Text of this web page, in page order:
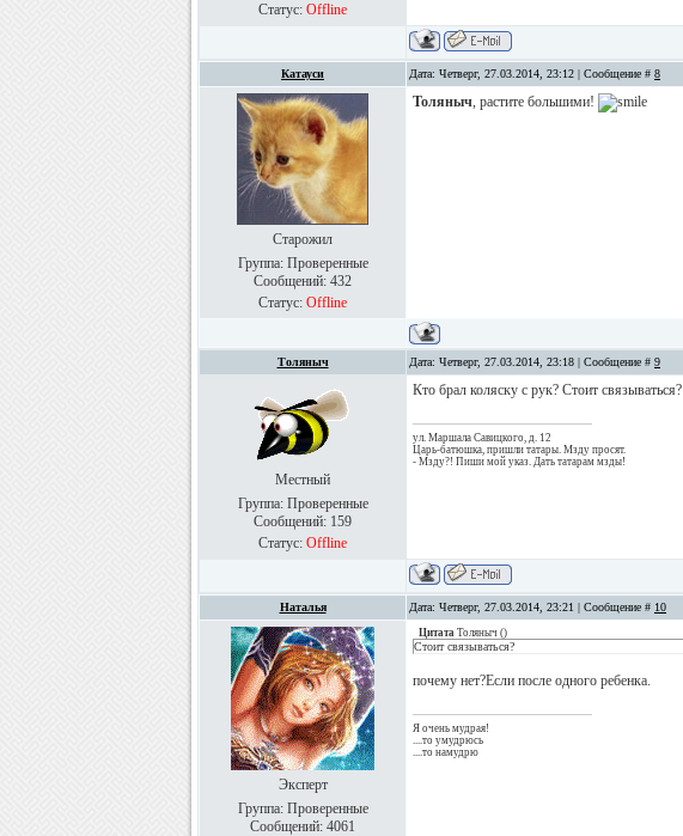
Статус: Offline
Катауси Дата: Четверг, 27.03.2014, 23:12 | Сообщение # 8
Старожил
Группа: Проверенные
Сообщений: 432
Статус: Offline
Толяныч, растите большими!
Толяныч Дата: Четверг, 27.03.2014, 23:18 | Сообщение # 9
Местный
Группа: Проверенные
Сообщений: 159
Статус: Offline
Кто брал коляску с рук? Стоит связываться?
ул. Маршала Савицкого, д. 12
Царь-батюшка, пришли татары. Мзду просят.
- Мзду?! Пиши мой указ. Дать татарам мзды!
Наталья Дата: Четверг, 27.03.2014, 23:21 | Сообщение # 10
Эксперт
Группа: Проверенные
Сообщений: 4061
Цитата Толяныч ()
Стоит связываться?
почему нет?Если после одного ребенка.
Я очень мудрая!
....то умудрюсь
....то намудрю